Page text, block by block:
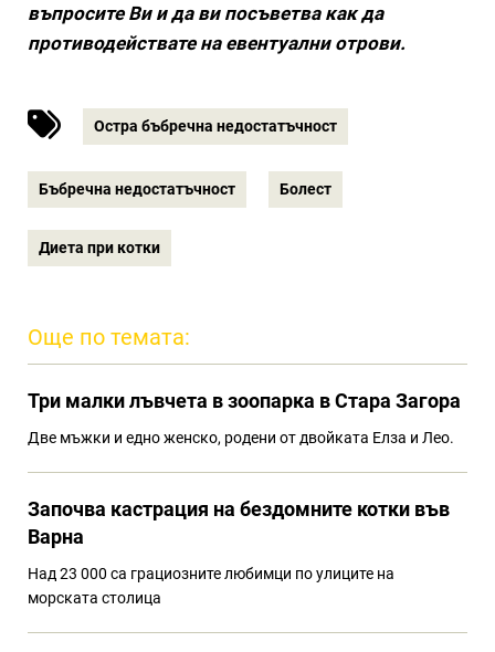
въпросите Ви и да ви посъветва как да
противодействате на евентуални отрови.
Остра бъбречна недостатъчност
Бъбречна недостатъчност Болест
Диета при котки
Още по темата:
Три малки лъвчета в зоопарка в Стара Загора
Две мъжки и едно женско, родени от двойката Елза и Лео.
Започва кастрация на бездомните котки във
Варна
Над 23 000 са грациозните любимци по улиците на
морската столица